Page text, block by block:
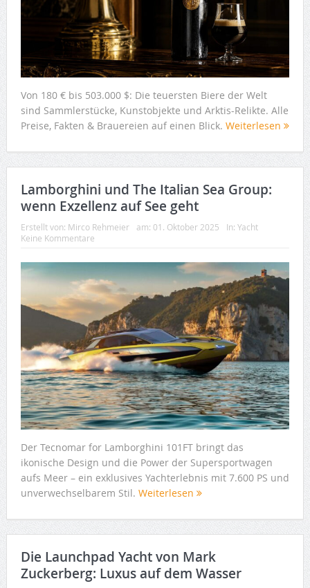
Von 180 € bis 503.000 $: Die teuersten Biere der Welt
sind Sammlerstücke, Kunstobjekte und Arktis-Relikte. Alle
Preise, Fakten & Brauereien auf einen Blick. Weiterlesen
Lamborghini und The Italian Sea Group:
wenn Exzellenz auf See geht
Erstellt von: Mirco Rehmeier am: 01. Oktober 2025 In: Yacht
Keine Kommentare
Der Tecnomar for Lamborghini 101FT bringt das
ikonische Design und die Power der Supersportwagen
aufs Meer – ein exklusives Yachterlebnis mit 7.600 PS und
unverwechselbarem Stil. Weiterlesen
Die Launchpad Yacht von Mark
Zuckerberg: Luxus auf dem Wasser